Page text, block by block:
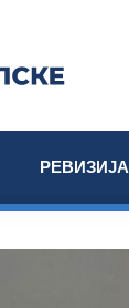
РЕВИЗИЈА